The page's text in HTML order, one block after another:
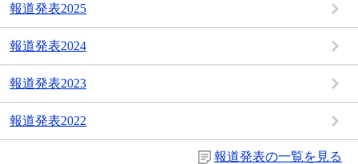
報道発表2025
報道発表2024
報道発表2023
報道発表2022
報道発表の一覧を見る